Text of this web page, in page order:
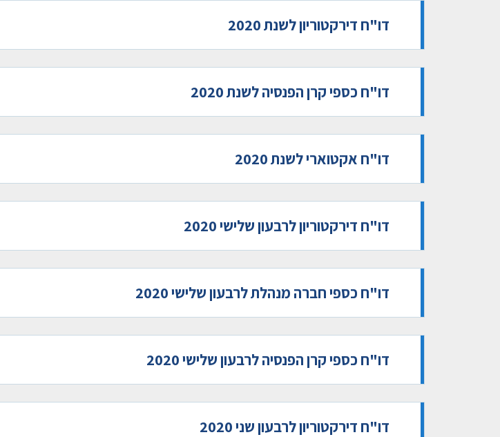
דו"ח דירקטוריון לשנת 2020
דו"ח כספי קרן הפנסיה לשנת 2020
דו"ח אקטוארי לשנת 2020
דו"ח דירקטוריון לרבעון שלישי 2020
דו"ח כספי חברה מנהלת לרבעון שלישי 2020
דו"ח כספי קרן הפנסיה לרבעון שלישי 2020
דו"ח דירקטוריון לרבעון שני 2020